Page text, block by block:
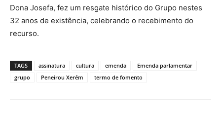
Dona Josefa, fez um resgate histórico do Grupo nestes
32 anos de existência, celebrando o recebimento do
recurso.
TAGS assinatura cultura emenda
Emenda parlamentar
grupo
Peneirou Xerém termo de fomento